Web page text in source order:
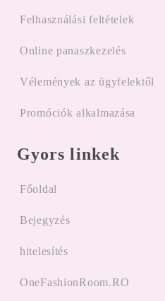
Felhasználási feltételek
Online panaszkezelés
Vélemények az ügyfelektől
Promóciók alkalmazása
Gyors linkek
Főoldal
Bejegyzés
hitelesítés
OneFashionRoom.RO